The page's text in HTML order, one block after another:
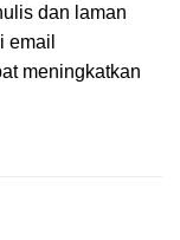
dan laman
email
meningkatkan